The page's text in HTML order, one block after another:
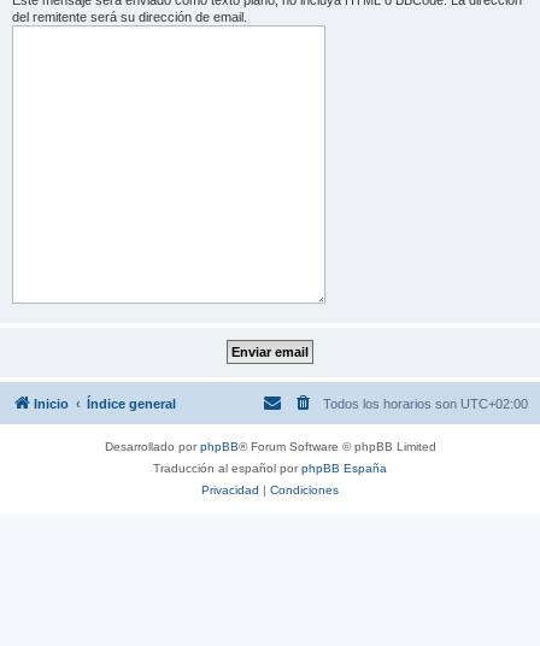
del remitente será su dirección de email.
Inicio Índice general Todos los horarios son UTC+02:00
Desarrollado porphpBB® Forum Software © phpBB Limited
Traducción al español porphpBB España
Privacidad | Condiciones